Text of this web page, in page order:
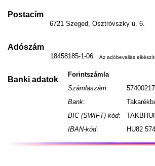
Postacím
6721 Szeged, Osztróvszky u. 6.
Adószám
18458185-1-06 Az adóbevallás
Banki adatok
Forintszámla
Számlaszám:
Bank:
BIC (SWIFT) kód:
IBAN-kód: HU82